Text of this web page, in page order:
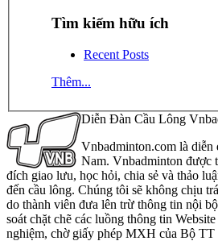
Tìm kiếm hữu ích
Recent Posts
Thêm...
Diễn Đàn Cầu Lông
Vnbadminton.com là
Nam. Vnbadminton được
đích giao lưu, học hỏi, chia sẻ và thảo
đến cầu lông. Chúng tôi sẽ không chịu
do thành viên đưa lên trừ thông tin nội
soát chặt chẽ các luồng thông tin
nghiệm, chờ giấy phép MXH của Bộ